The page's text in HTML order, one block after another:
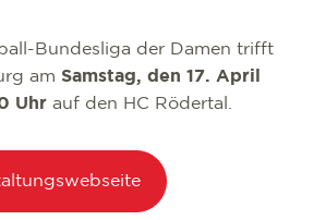
Bundesliga der Damen trifft
amSamstag, den 17. April
Uhrauf den HC Rödertal.